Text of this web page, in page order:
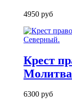
4950 руб
Крест
6300 руб